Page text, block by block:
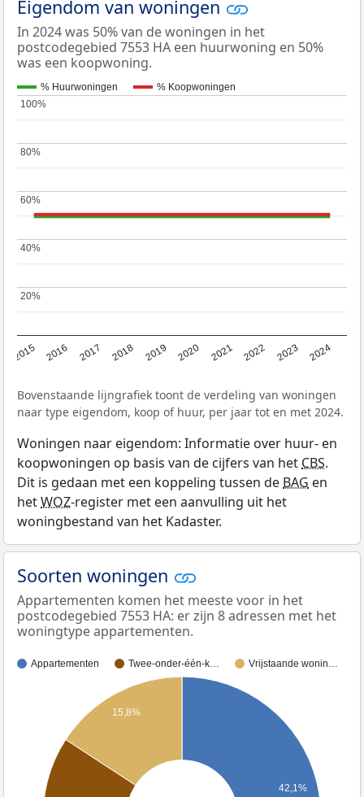
Eigendom van woningen
In 2024 was 50% van de woningen in het
postcodegebied 7553 HA een huurwoning en 50%
was een koopwoning.
% Huurwoningen % Koopwoningen
2015 2016 2017 2018 2019 2020 2021 2022 2023 2024
20%
20%
40%
40%
60%
60%
80%
80%
100%
100%
Bovenstaande lijngrafiek toont de verdeling van woningen
naar type eigendom, koop of huur, per jaar tot en met 2024.
Woningen naar eigendom: Informatie over huur- en
koopwoningen op basis van de cijfers van het CBS.
Dit is gedaan met een koppeling tussen de BAG en
hetWOZ-register met een aanvulling uit het
woningbestand van het Kadaster.
Soorten woningen
Appartementen komen het meeste voor in het
postcodegebied 7553 HA: er zijn 8 adressen met het
woningtype appartementen.
Appartementen Twee-onder-één-k… Vrijstaande wonin…
42,1%
15,8%